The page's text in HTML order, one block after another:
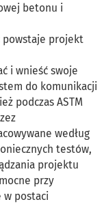
betonu i
powstaje projekt
i wnieść swoje
do komunikacji
podczas ASTM
według
testów,
projektu
przy
w postaci